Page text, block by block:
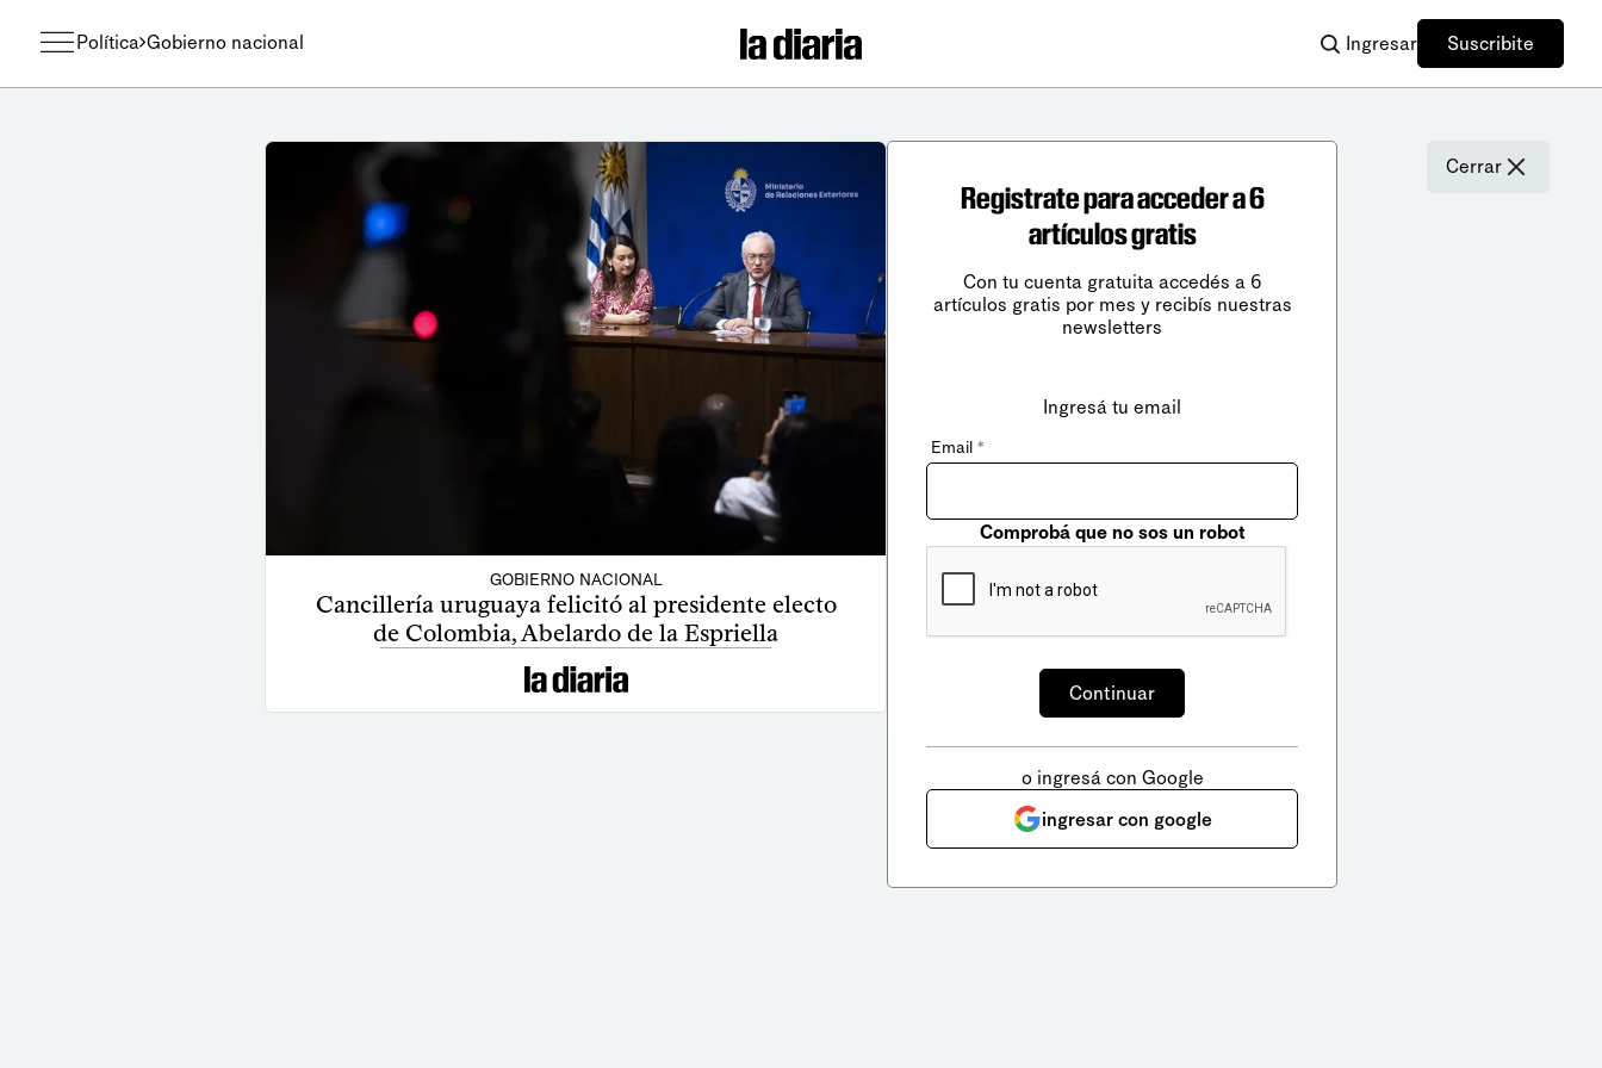
Política Gobierno nacional Ingresar Suscribite
GOBIERNO NACIONAL
Cancillería uruguaya felicitó al presidente electo
de Colombia, Abelardo de la Espriella
Cerrar
Registrate para acceder a 6
artículos gratis
Con tu cuenta gratuita accedés a 6
artículos gratis por mes y recibís nuestras
newsletters
Ingresá tu email
Email *
Comprobá que no sos un robot
o ingresá con Google
ingresar con google